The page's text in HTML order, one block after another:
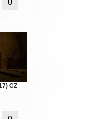
0
CZ